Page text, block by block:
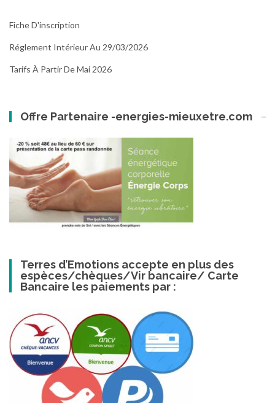
Fiche D'inscription
Réglement Intérieur Au 29/03/2026
Tarifs À Partir De Mai 2026
Offre Partenaire -energies-mieuxetre.com
Terres d’Emotions accepte en plus des
espèces/chèques/Vir bancaire/ Carte
Bancaire les paiements par :